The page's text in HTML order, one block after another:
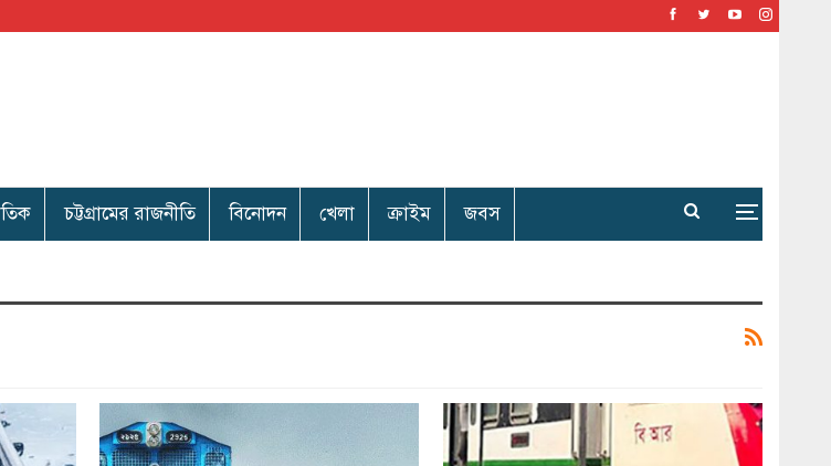
চট্টগ্রামের রাজনীতি বিনোদন খেলা ক্রাইম জবস